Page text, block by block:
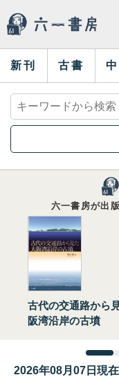
新刊 古書
六一書房が出
古代の交通路から
阪湾沿岸の古墳
2026年08月07日現在